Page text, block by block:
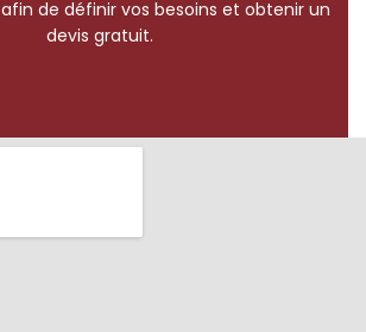
afin de définir vos besoins et obtenir un
devis gratuit.